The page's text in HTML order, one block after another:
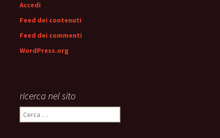
Accedi
Feed dei contenuti
Feed dei commenti
WordPress.org
ricerca nel sito
Ricerca
per: